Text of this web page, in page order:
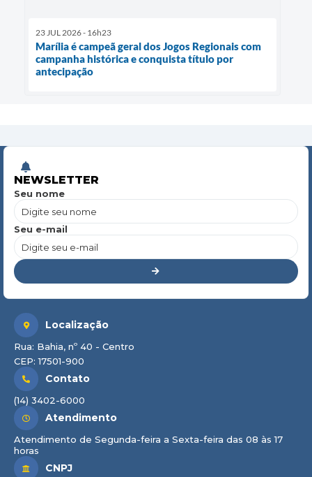
23 JUL 2026 - 16h23
Marília é campeã geral dos Jogos Regionais com
campanha histórica e conquista título por
antecipação
NEWSLETTER
Seu nome
Seu e-mail
Localização
Rua: Bahia, nº 40 - Centro
CEP: 17501-900
Contato
(14) 3402-6000
Atendimento
Atendimento de Segunda-feira a Sexta-feira das 08 às 17
horas
CNPJ